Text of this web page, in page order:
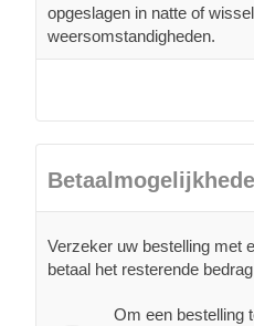
opgeslagen in natte of
weersomstandigheden.
Verzeker uw bestelling met
betaal het resterende
Om een bestelling